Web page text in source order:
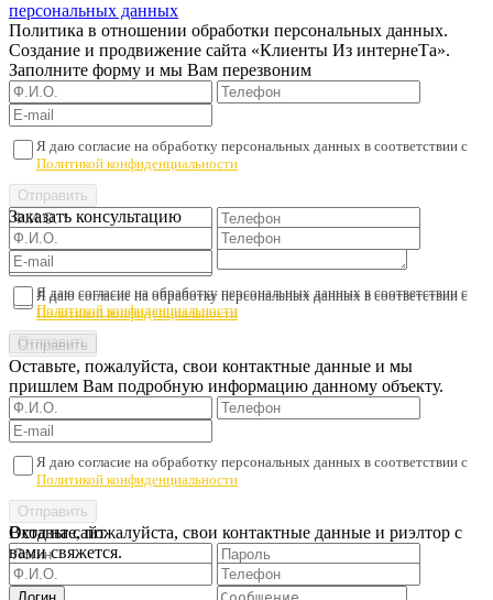
персональных данных
Политика в отношении обработки персональных данных.
Создание и продвижение сайта «Клиенты Из интернеТа».
Заполните форму и мы Вам перезвоним
Я даю согласие на обработку персональных данных в соответствии с
Политикой конфиденциальности
Заказать консультацию
Я даю согласие на обработку персональных данных в соответствии с
Политикой конфиденциальности
Я даю согласие на обработку персональных данных в соответствии с
Политикой конфиденциальности
Оставьте, пожалуйста, свои контактные данные и мы
пришлем Вам подробную информацию данному объекту.
Я даю согласие на обработку персональных данных в соответствии с
Политикой конфиденциальности
Оставьте, пожалуйста, свои контактные данные и риэлтор с
вами свяжется.
Вход на сайт